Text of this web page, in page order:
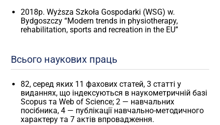
2018р. Wyższa Szkoła Gospodarki (WSG) w.
Bydgoszczy “Modern trends in physiotherapy,
rehabilitation, sports and recreation in the EU”
Всього наукових праць
82, серед яких 11 фахових статей, 3 статті у
виданнях, що індексуються в наукометричній базі
Scopus та Web of Science; 2 — навчальних
посібника, 4 — публікації навчально-методичного
характеру та 7 актів впровадження.